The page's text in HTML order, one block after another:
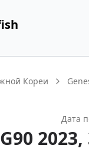
Кореи
Дата
G90 2023,